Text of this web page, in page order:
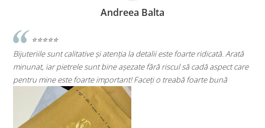
la detalii este foarte ridicată. Arată
fără riscul să cadă aspect care
Faceți o treabă foarte bună
⭐⭐⭐⭐⭐
Super mulțumită!! Sunt superbi